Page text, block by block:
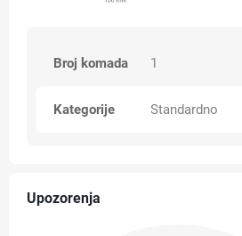
Broj komada 1
Kategorije Standardno
Upozorenja